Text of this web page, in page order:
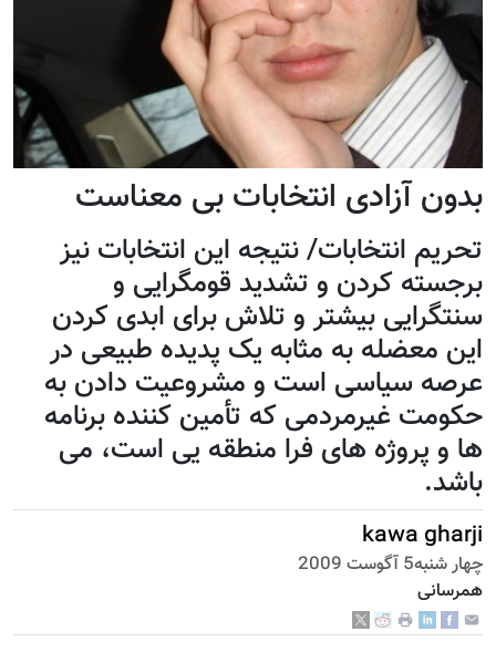
بدون آزادی انتخابات بی معناست
تحریم انتخابات/ نتیجه این انتخابات نیز
برجسته کردن و تشدید قومگرایی و
سنتگرایی بیشتر و تلاش برای ابدی کردن
این معضله به مثابه یک پدیده طبیعی در
عرصه سیاسی است و مشروعیت دادن به
حکومت غیرمردمی که تأمین کننده برنامه
ها و پروژه های فرا منطقه یی است، می
باشد.
kawa gharji
چهار شنبه5 آگوست 2009
همرسانی